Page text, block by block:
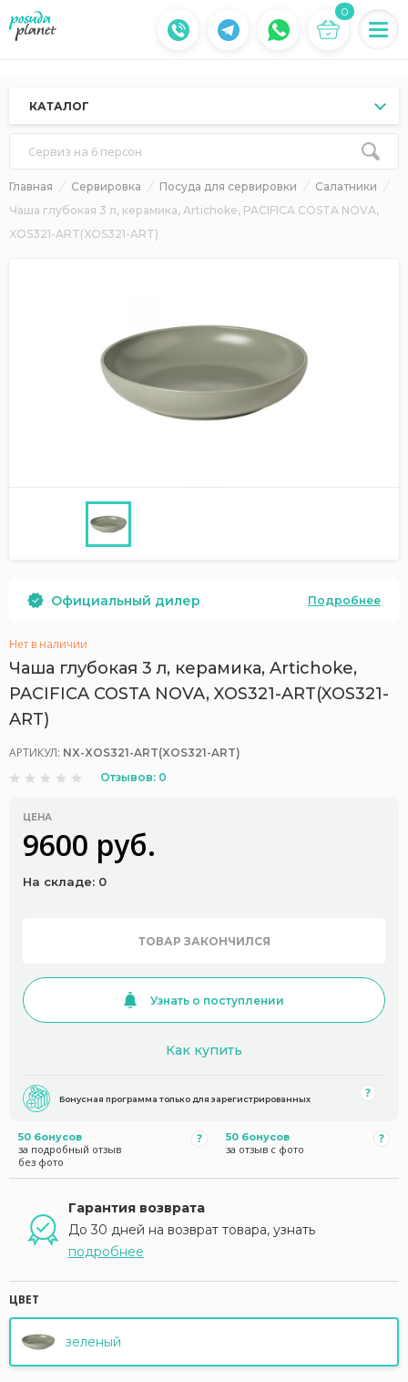
0
КАТАЛОГ
Сервиз на 6 персон
Главная Сервировка Посуда для сервировки
Салатники
Чаша глубокая 3 л, керамика, Artichoke, PACIFICA COSTA NOVA,
XOS321-ART(XOS321-ART)
Официальный дилер Подробнее
Нет в наличии
Чаша глубокая 3 л, керамика, Artichoke,
PACIFICA COSTA NOVA, XOS321-ART(XOS321-
ART)
АРТИКУЛ: NX-XOS321-ART(XOS321-ART)
Отзывов: 0
ЦЕНА
9600 руб.
На складе: 0
ТОВАР ЗАКОНЧИЛСЯ
Узнать о поступлении
Как купить
Бонусная программа только для зарегистрированных
50 бонусов
за подробный отзыв
без фото
50 бонусов
за отзыв с фото
Гарантия возврата
До 30 дней на возврат товара, узнать
подробнее
ЦВЕТ
зеленый